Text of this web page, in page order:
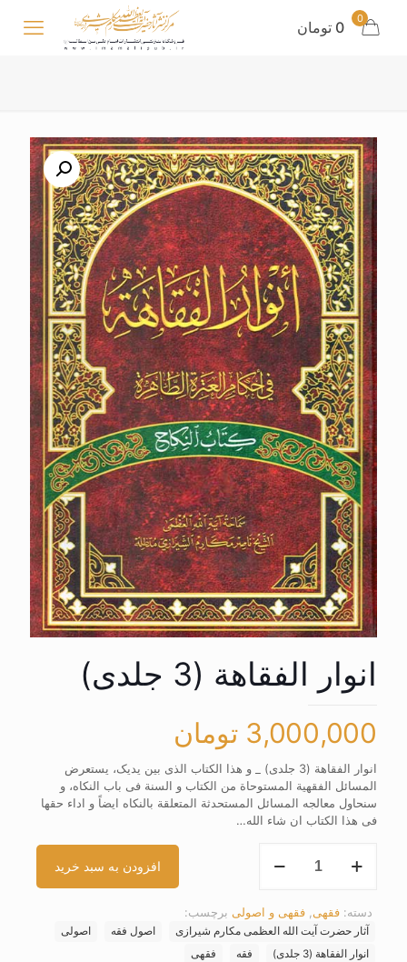
0 0 تومان
انوار الفقاهة (3 جلدی)
3,000,000 تومان
انوار الفقاهة (3 جلدی) _ و هذا الکتاب الذی بین یدیک، یستعرض
المسائل الفقهیة المستوحاة من الکتاب و السنة فی باب النکاه، و
سنحاول معالجه المسائل المستحدثة المتعلقة بالنکاه ایضاً و اداء حقها
فی هذا الکتاب ان شاء الله…
الفقاهة
عدد
افزودن به سبد خرید
دسته: فقهی فقهی و اصولی برچسب:
آثار حضرت آیت الله العظمی مکارم شیرازی اصول فقه
اصولی
انوار الفقاهة (3 جلدی)
فقه فقهی